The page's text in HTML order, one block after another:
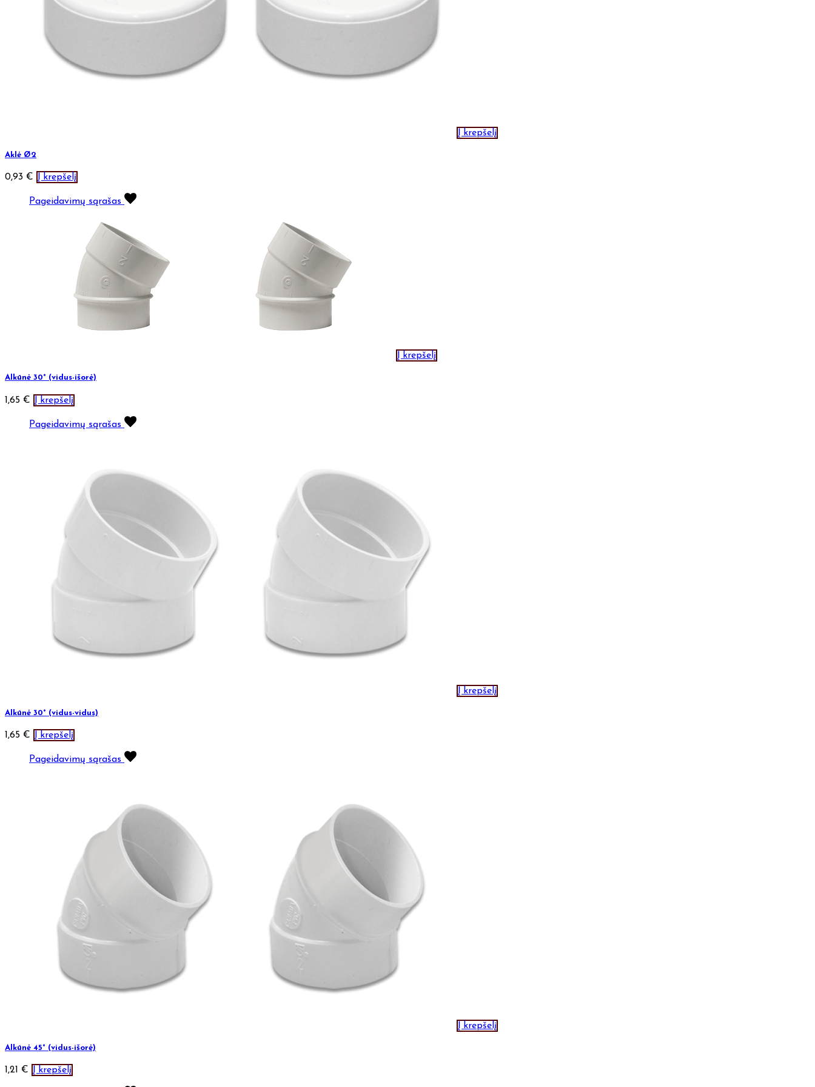
Į krepšelį
Aklė Ø2
0,93 € Į krepšelį
Pageidavimų sąrašas
Į krepšelį
Alkūnė 30° (vidus-išorė)
1,65 € Į krepšelį
Pageidavimų sąrašas
Į krepšelį
Alkūnė 30° (vidus-vidus)
1,65 € Į krepšelį
Pageidavimų sąrašas
Į krepšelį
Alkūnė 45° (vidus-išorė)
1,21 € Į krepšelį